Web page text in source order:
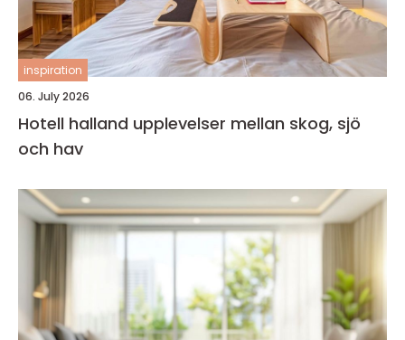
inspiration
06. July 2026
Hotell halland upplevelser mellan skog, sjö
och hav